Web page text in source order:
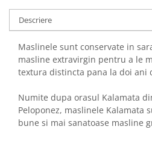
Descriere
Maslinele sunt conservate in
masline extravirgin pentru a le
textura distincta pana la doi ani
Numite dupa orasul Kalamata
Peloponez, maslinele Kalamata
bune si mai sanatoase masline